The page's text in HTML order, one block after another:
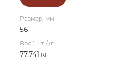
Размер, мм
56
Вес 1 шт./кг.
77.741 кг